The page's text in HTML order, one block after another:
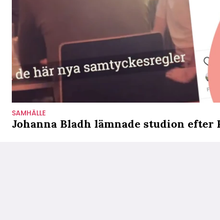
SAMHÄLLE
Johanna Bladh lämnade studion